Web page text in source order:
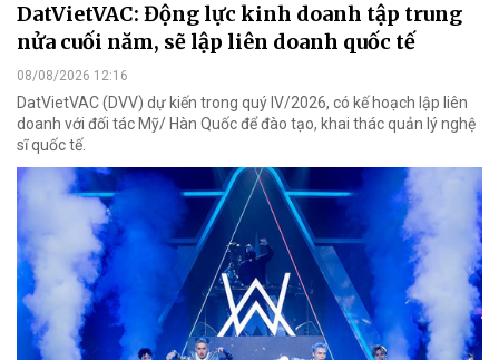
DatVietVAC: Động lực kinh doanh tập trung
nửa cuối năm, sẽ lập liên doanh quốc tế
08/08/2026 12:16
DatVietVAC (DVV) dự kiến trong quý IV/2026, có kế hoạch lập liên
doanh với đối tác Mỹ/ Hàn Quốc để đào tạo, khai thác quản lý nghệ
sĩ quốc tế.